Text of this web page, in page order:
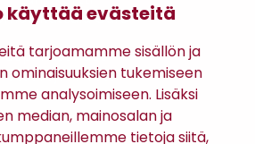
käyttää evästeitä
tarjoamamme sisällön ja
ominaisuuksien tukemiseen
analysoimiseen. Lisäksi
median, mainosalan ja
tietoja siitä,
Ratsula Café
Sopimusehdot
Maksutavat